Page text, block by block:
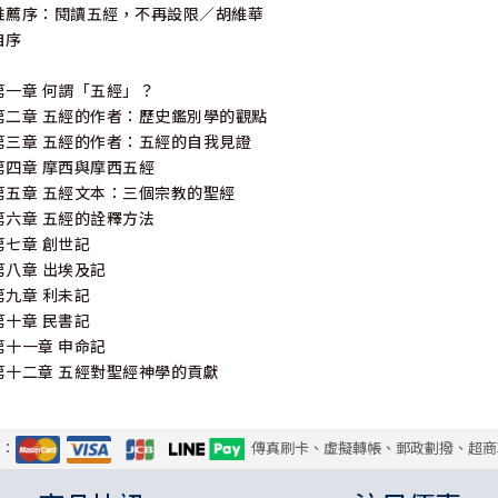
薦序：閱讀五經，不再設限∕胡維華
序
一章 何謂「五經」？
二章 五經的作者：歷史鑑別學的觀點
三章 五經的作者：五經的自我見證
四章 摩西與摩西五經
五章 五經文本：三個宗教的聖經
六章 五經的詮釋方法
七章 創世記
八章 出埃及記
九章 利未記
十章 民書記
十一章 申命記
十二章 五經對聖經神學的貢獻
傳真刷卡、虛擬轉帳、郵政劃撥、超